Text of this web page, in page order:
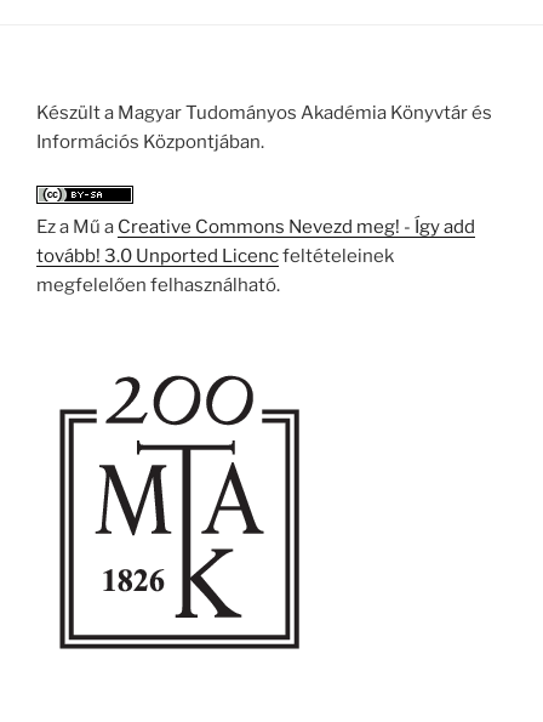
Készült a Magyar Tudományos Akadémia Könyvtár és
Információs Központjában.
Ez a Mű a Creative Commons Nevezd meg! - Így add
tovább! 3.0 Unported Licencfeltételeinek
megfelelően felhasználható.